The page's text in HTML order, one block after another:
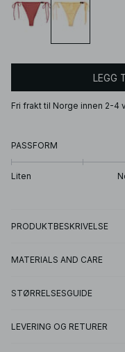
LEGG
Fri frakt til Norge innen 2-4
PASSFORM
Liten
PRODUKTBESKRIVELSE
MATERIALS AND CARE
STØRRELSESGUIDE
LEVERING OG RETURER